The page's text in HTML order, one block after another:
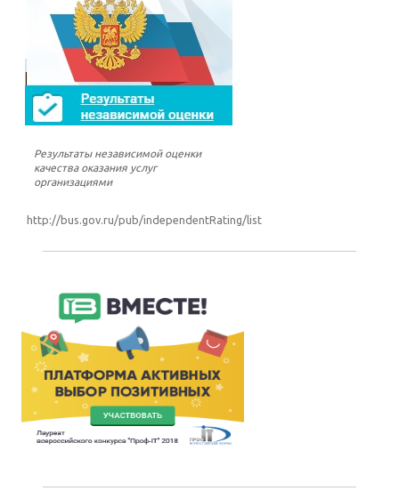
Результаты независимой оценки
качества оказания услуг
организациями
http://bus.gov.ru/pub/independentRating/list